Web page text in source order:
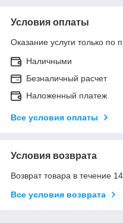
Условия оплаты
Оказание услуги только по
Наличными
Безналичный расчет
Наложенный платеж
Все условия оплаты
Условия возврата
Возврат товара в течение
Все условия возврата